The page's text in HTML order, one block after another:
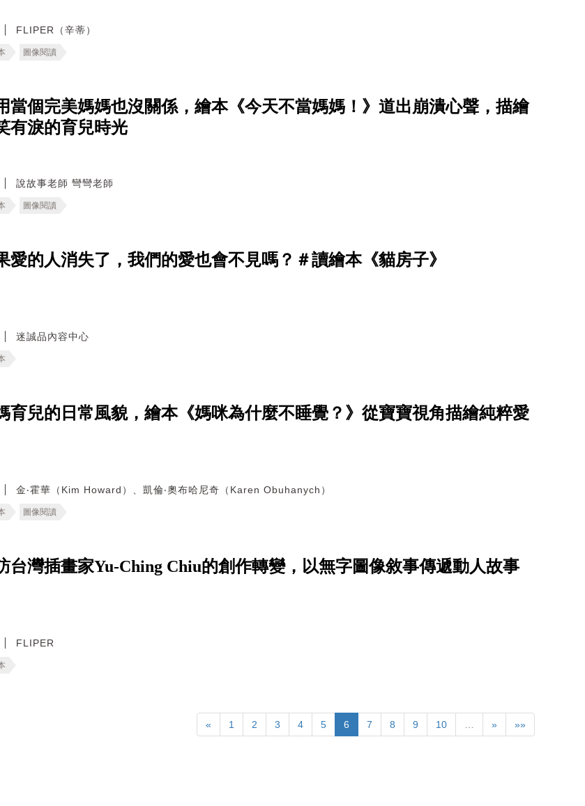
FLIPER（辛蒂）
圖像閱讀
當個完美媽媽也沒關係，繪本《今天不當媽媽！》道出崩潰心聲，描繪
有淚的育兒時光
說故事老師 彎彎老師
圖像閱讀
愛的人消失了，我們的愛也會不見嗎？＃讀繪本《貓房子》
迷誠品內容中心
育兒的日常風貌，繪本《媽咪為什麼不睡覺？》從寶寶視角描繪純粹愛
金‧霍華（Kim Howard）、凱倫‧奧布哈尼奇（Karen Obuhanych）
圖像閱讀
台灣插畫家Yu-Ching Chiu的創作轉變，以無字圖像敘事傳遞動人故事
FLIPER
« 1 2 3 4 5 6 7 8 9 10 … » »»